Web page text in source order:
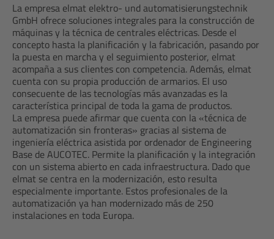
La empresa elmat elektro- und automatisierungstechnik
GmbH ofrece soluciones integrales para la construcción de
máquinas y la técnica de centrales eléctricas. Desde el
concepto hasta la planificación y la fabricación, pasando por
la puesta en marcha y el seguimiento posterior, elmat
acompaña a sus clientes con competencia. Además, elmat
cuenta con su propia producción de armarios. El uso
consecuente de las tecnologías más avanzadas es la
característica principal de toda la gama de productos.
La empresa puede afirmar que cuenta con la «técnica de
automatización sin fronteras» gracias al sistema de
ingeniería eléctrica asistida por ordenador de Engineering
Base de AUCOTEC. Permite la planificación y la integración
con un sistema abierto en cada infraestructura. Dado que
elmat se centra en la modernización, esto resulta
especialmente importante. Estos profesionales de la
automatización ya han modernizado más de 250
instalaciones en toda Europa.